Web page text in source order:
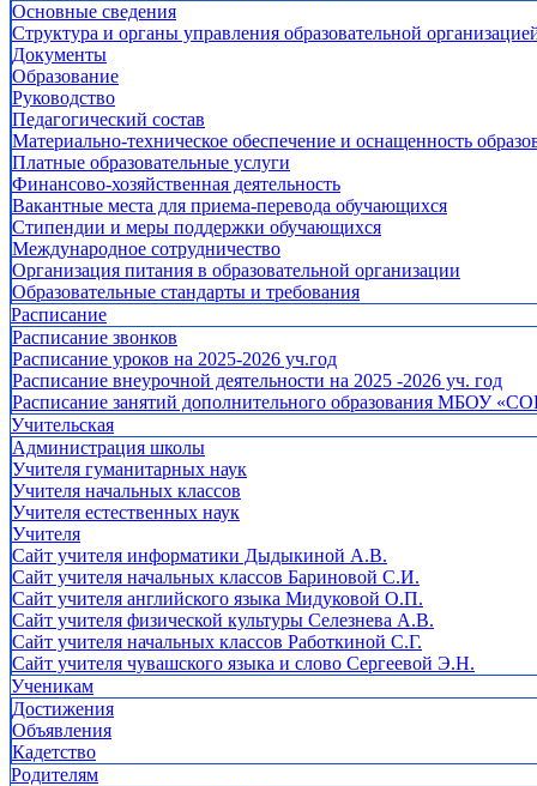
Основные сведения
Структура и органы управления образовательной
Документы
Образование
Руководство
Педагогический состав
Материально-техническое обеспечение и оснащенность
Платные образовательные услуги
Финансово-хозяйственная деятельность
Вакантные места для приема-перевода обучающихся
Стипендии и меры поддержки обучающихся
Международное сотрудничество
Организация питания в образовательной организации
Образовательные стандарты и требования
Расписание
Расписание звонков
Расписание уроков на 2025-2026 уч.год
Расписание внеурочной деятельности на 2025 -2026 уч. год
Расписание занятий дополнительного образования МБОУ
Учительская
Администрация школы
Учителя гуманитарных наук
Учителя начальных классов
Учителя естественных наук
Учителя
Cайт учителя информатики Дыдыкиной А.В.
Сайт учителя начальных классов Бариновой С.И.
Сайт учителя английского языка Мидуковой О.П.
Сайт учителя физической культуры Селезнева А.В.
Сайт учителя начальных классов Работкиной С.Г.
Сайт учителя чувашского языка и слово Сергеевой Э.Н.
Ученикам
Достижения
Объявления
Кадетство
Родителям